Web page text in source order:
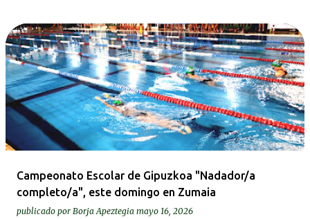
Campeonato Escolar de Gipuzkoa "Nadador/a
completo/a", este domingo en Zumaia
publicado por Borja Apeztegia mayo 16, 2026